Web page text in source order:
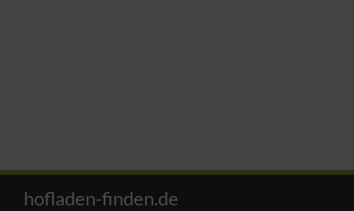
hofladen-finden.de